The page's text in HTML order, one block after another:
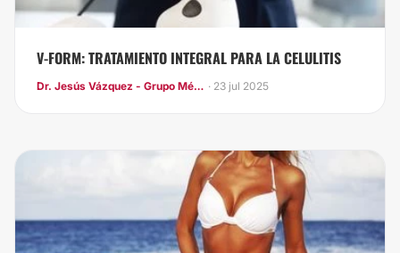
V-FORM: TRATAMIENTO INTEGRAL PARA LA CELULITIS
Dr. Jesús Vázquez - Grupo Médico LIFE · 23 jul 2025